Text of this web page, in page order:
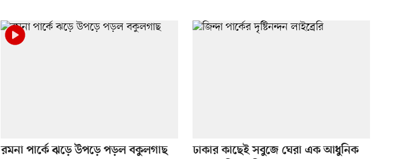
রমনা পার্কে ঝড়ে উপড়ে পড়ল বকুলগাছ
ঢাকার কাছেই সবুজে ঘেরা এক আধুনিক